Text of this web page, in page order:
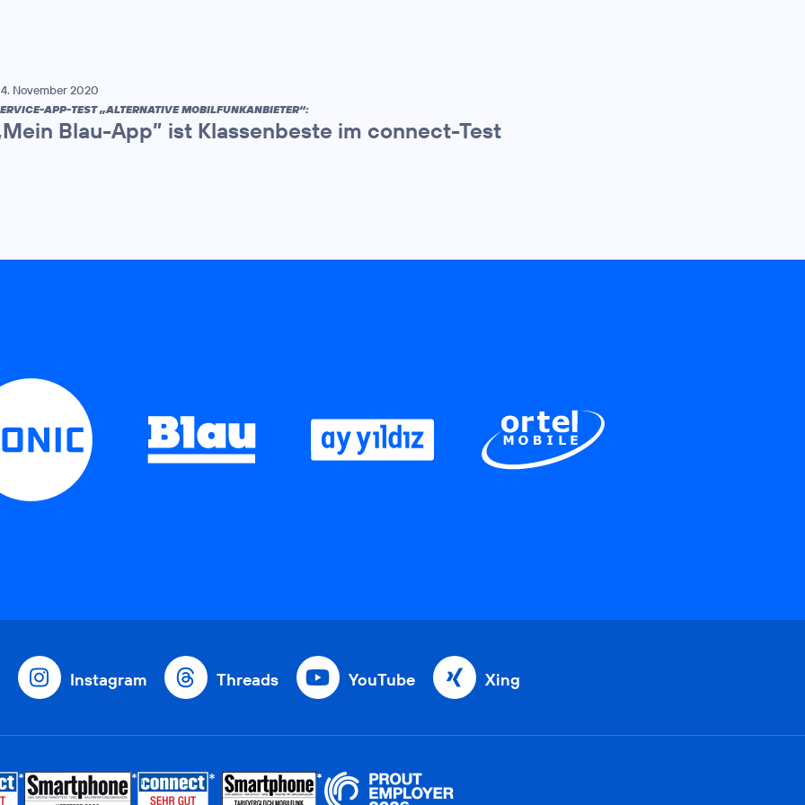
November 2020
APP-TEST „ALTERNATIVE MOBILFUNKANBIETER“:
Blau-App” ist Klassenbeste im connect-Test
Instagram Threads YouTube Xing